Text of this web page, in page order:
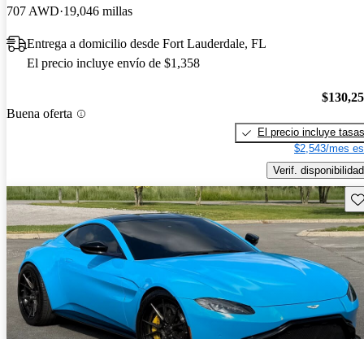
707 AWD 19,046 millas
Entrega a domicilio desde Fort Lauderdale, FL
El precio incluye envío de $1,358
Buena oferta
El precio incluye tasas
$2,543/mes
Verif. disponibilidad